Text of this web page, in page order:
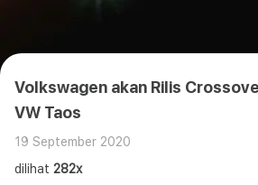
Volkswagen akan Rilis
VW Taos
19 September 2020
dilihat 282x